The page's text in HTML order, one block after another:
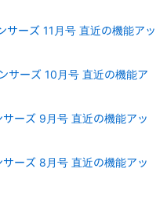
サーズ 11月号 直近の機能アッ
サーズ 10月号 直近の機能ア
ーズ 9月号 直近の機能アッ
ーズ 8月号 直近の機能アッ